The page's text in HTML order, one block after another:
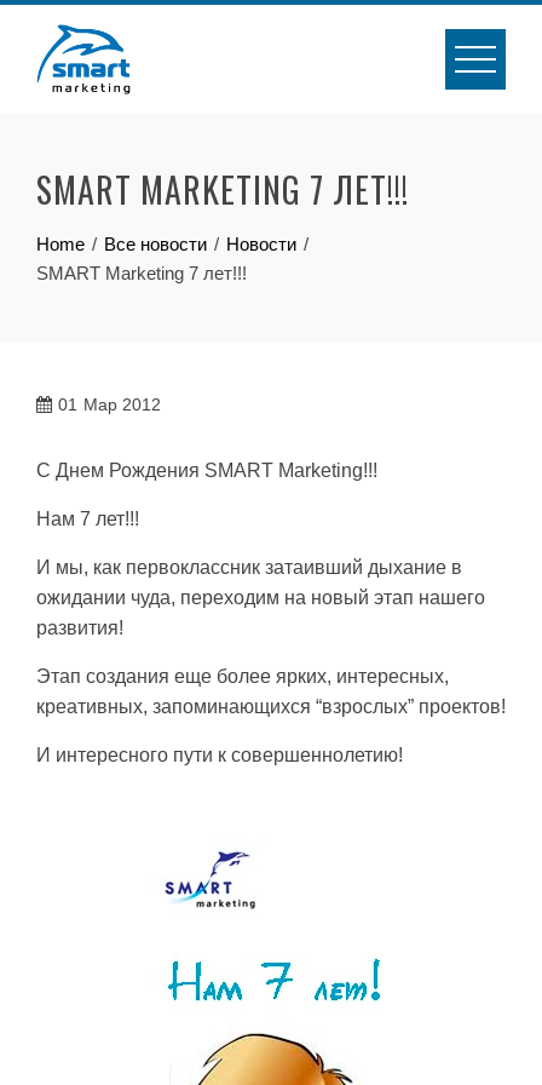
content
SMART MARKETING 7 ЛЕТ!!!
Home Все новости
Новости
SMART Marketing 7 лет!!!
01 Мар 2012
С Днем Рождения SMART Marketing!!!
Нам 7 лет!!!
И мы, как первоклассник затаивший дыхание в
ожидании чуда, переходим на новый этап нашего
развития!
Этап создания еще более ярких, интересных,
креативных, запоминающихся “взрослых” проектов!
И интересного пути к совершеннолетию!